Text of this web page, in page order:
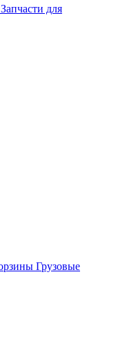
Запчасти для
Грузовые